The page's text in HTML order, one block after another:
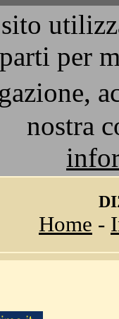
per
nostra
Home -